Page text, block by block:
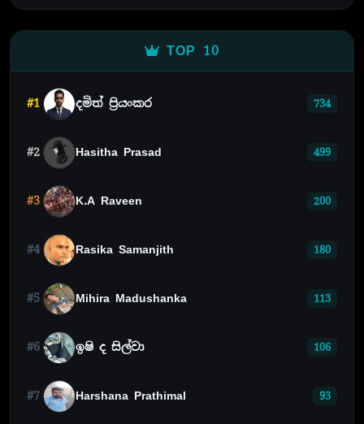
TOP 10
#1 දමිත් ප්‍රියංකර 734
#2 Hasitha Prasad 499
#3 K.A Raveen 200
#4 Rasika Samanjith 180
#5 Mihira Madushanka 113
#6 ඉෂි ද සිල්වා 106
#7 Harshana Prathimal 93